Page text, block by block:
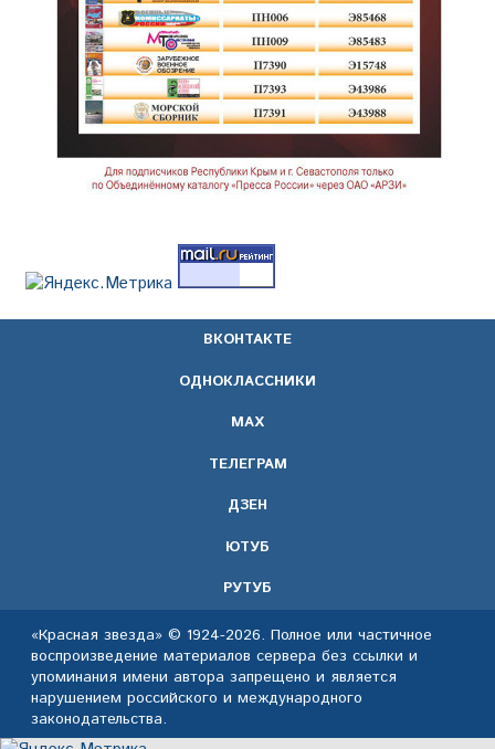
ВКОНТАКТЕ
ОДНОКЛАССНИКИ
МАХ
ТЕЛЕГРАМ
ДЗЕН
ЮТУБ
РУТУБ
«Красная звезда» © 1924-2026. Полное или частичное
воспроизведение материалов сервера без ссылки и
упоминания имени автора запрещено и является
нарушением российского и международного
законодательства.